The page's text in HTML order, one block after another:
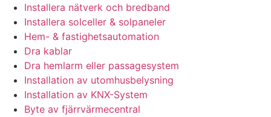
Installera nätverk och bredband
Installera solceller & solpaneler
Hem- & fastighetsautomation
Dra kablar
Dra hemlarm eller passagesystem
Installation av utomhusbelysning
Installation av KNX-System
Byte av fjärrvärmecentral